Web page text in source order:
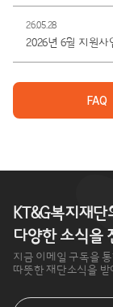
26.05.28
2026년 6월 지원
FAQ
KT&G복지재단
다양한 소식을
지금 이메일 구독을
따뜻한 재단소식을 받